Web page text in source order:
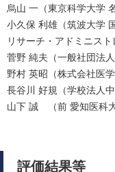
烏山 一（東京科学大学
小久保 利雄（筑波大学
リサーチ・アドミニスト
菅野 純夫（一般社団法
野村 英昭（株式会社医学
長谷川 好規（学校法人
山下 誠 （前 愛知医科
評価結果等